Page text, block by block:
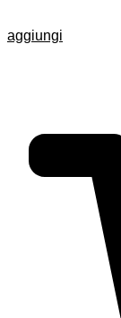
aggiungi